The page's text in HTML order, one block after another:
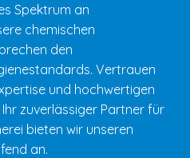
Spektrum an
chemischen
den
Vertrauen
und hochwertigen
zuverlässiger Partner für
bieten wir unseren
an.